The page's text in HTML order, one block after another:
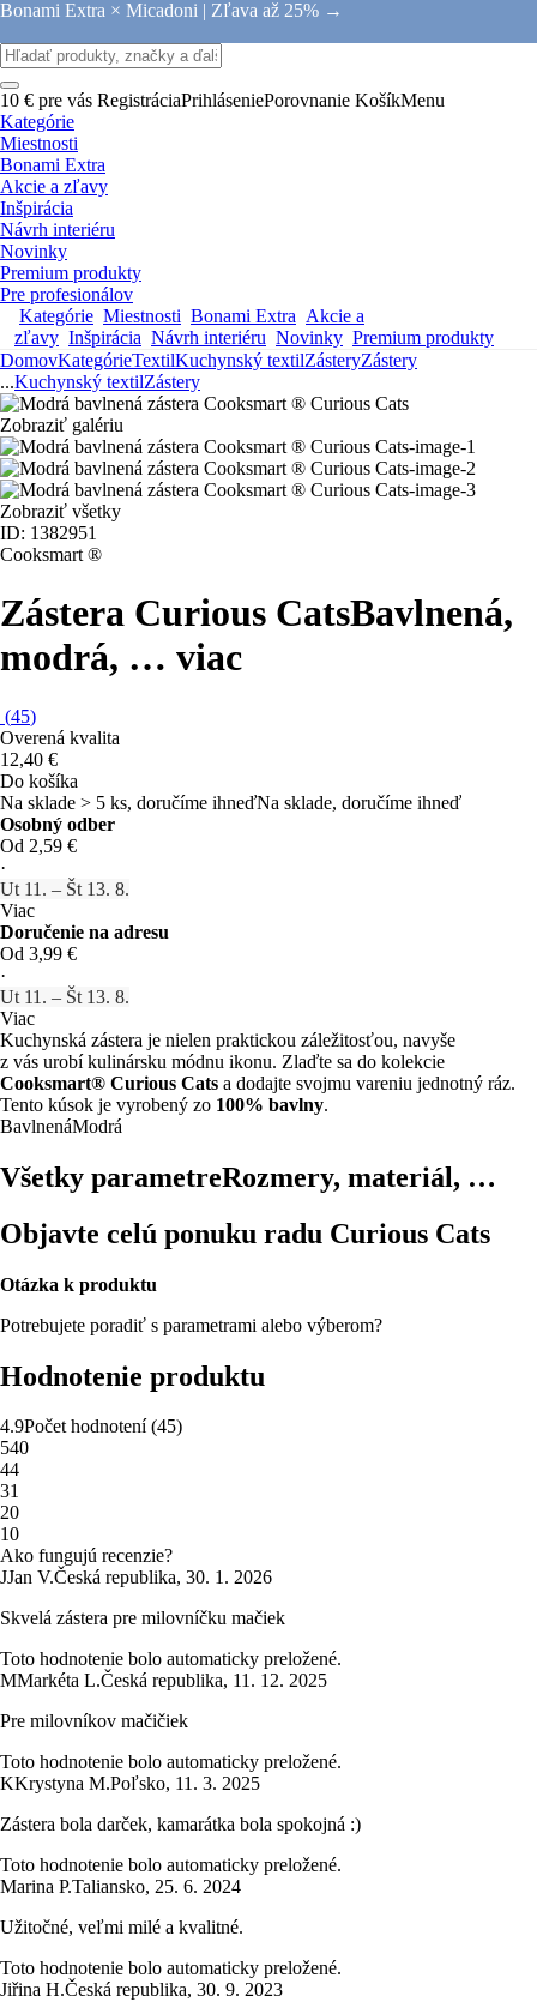
Bonami Extra × Micadoni | Zľava až 25% →
10 € pre vás RegistráciaPrihláseniePorovnanie KošíkMenu
Kategórie
Miestnosti
Bonami Extra
Akcie a zľavy
Inšpirácia
Návrh interiéru
Novinky
Premium produkty
Pre profesionálov
Kategórie Miestnosti Bonami Extra Akcie a
zľavy Inšpirácia Návrh interiéru Novinky Premium produkty
DomovKategórieTextilKuchynský textilZásteryZástery
...Kuchynský textilZástery
Zobraziť galériu
Zobraziť všetky
ID: 1382951
Cooksmart ®
Zástera Curious CatsBavlnená,
modrá, … viac
(45)
Overená kvalita
12,40 €
Do košíka
Na sklade > 5 ks, doručíme ihneďNa sklade, doručíme ihneď
Osobný odber
Od 2,59 €
·
Ut 11. – Št 13. 8.
Viac
Doručenie na adresu
Od 3,99 €
·
Ut 11. – Št 13. 8.
Viac
Kuchynská zástera je nielen praktickou záležitosťou, navyše
z vás urobí kulinársku módnu ikonu. Zlaďte sa do kolekcie
Cooksmart® Curious Cats a dodajte svojmu vareniu jednotný ráz.
Tento kúsok je vyrobený zo 100% bavlny.
BavlnenáModrá
Všetky parametreRozmery, materiál, …
Objavte celú ponuku radu Curious Cats
Otázka k produktu
Potrebujete poradiť s parametrami alebo výberom?
Hodnotenie produktu
4.9Počet hodnotení(45)
540
44
31
20
10
Ako fungujú recenzie?
JJan V.Česká republika, 30. 1. 2026
Skvelá zástera pre milovníčku mačiek
Toto hodnotenie bolo automaticky preložené.
MMarkéta L.Česká republika, 11. 12. 2025
Pre milovníkov mačičiek
Toto hodnotenie bolo automaticky preložené.
KKrystyna M.Poľsko, 11. 3. 2025
Zástera bola darček, kamarátka bola spokojná :)
Toto hodnotenie bolo automaticky preložené.
Marina P.Taliansko, 25. 6. 2024
Užitočné, veľmi milé a kvalitné.
Toto hodnotenie bolo automaticky preložené.
Jiřina H.Česká republika, 30. 9. 2023